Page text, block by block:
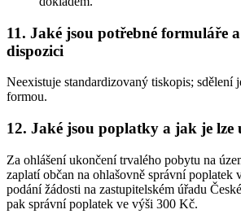
11. Jaké jsou potřebné formuláře
dispozici
Neexistuje standardizovaný tiskopis; sdělení
formou.
12. Jaké jsou poplatky a jak je lze
Za ohlášení ukončení trvalého pobytu na
zaplatí občan na ohlašovně správní poplatek
podání žádosti na zastupitelském úřadu
pak správní poplatek ve výši 300 Kč.